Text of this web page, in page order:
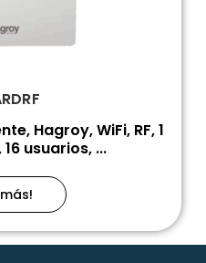
Hagroy, WiFi, RF, 1
usuarios, ...
más!